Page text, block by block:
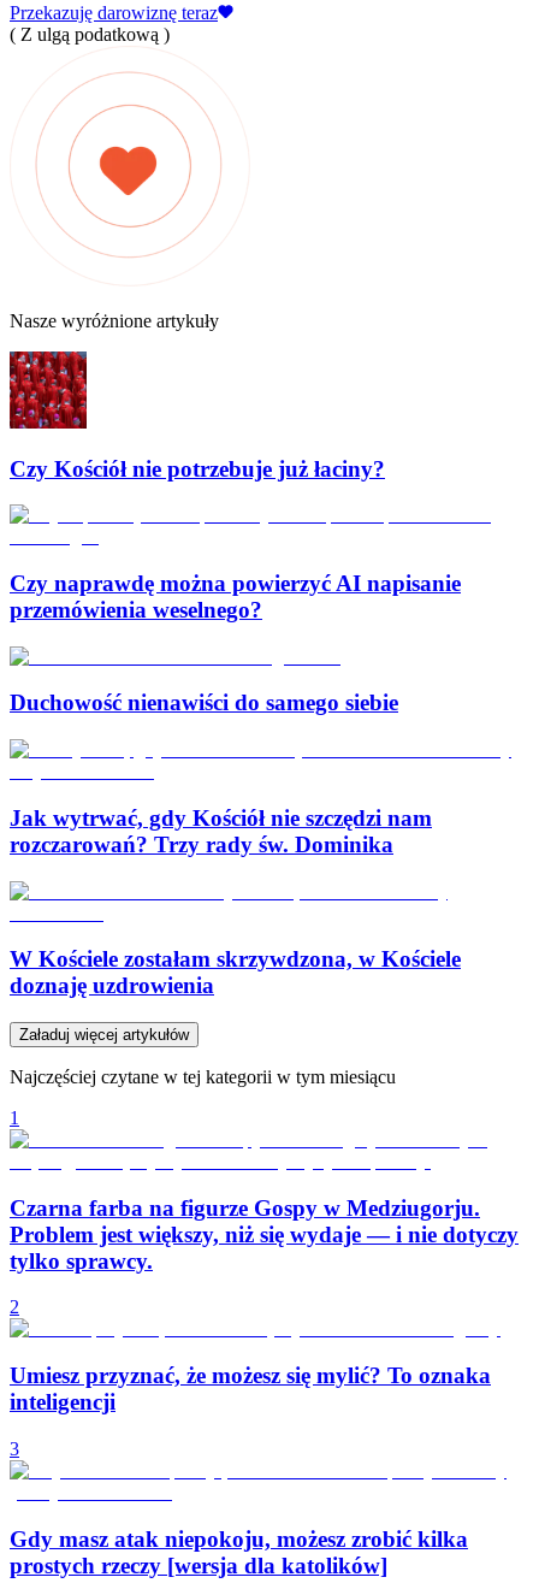
Przekazuję darowiznę teraz
( Z ulgą podatkową )
Nasze wyróżnione artykuły
Czy Kościół nie potrzebuje już łaciny?
Czy naprawdę można powierzyć AI napisanie
przemówienia weselnego?
Duchowość nienawiści do samego siebie
Jak wytrwać, gdy Kościół nie szczędzi nam
rozczarowań? Trzy rady św. Dominika
W Kościele zostałam skrzywdzona, w Kościele
doznaję uzdrowienia
Załaduj więcej artykułów
Najczęściej czytane w tej kategorii w tym miesiącu
1
Czarna farba na figurze Gospy w Medziugorju.
Problem jest większy, niż się wydaje — i nie dotyczy
tylko sprawcy.
2
Umiesz przyznać, że możesz się mylić? To oznaka
inteligencji
3
Gdy masz atak niepokoju, możesz zrobić kilka
prostych rzeczy [wersja dla katolików]